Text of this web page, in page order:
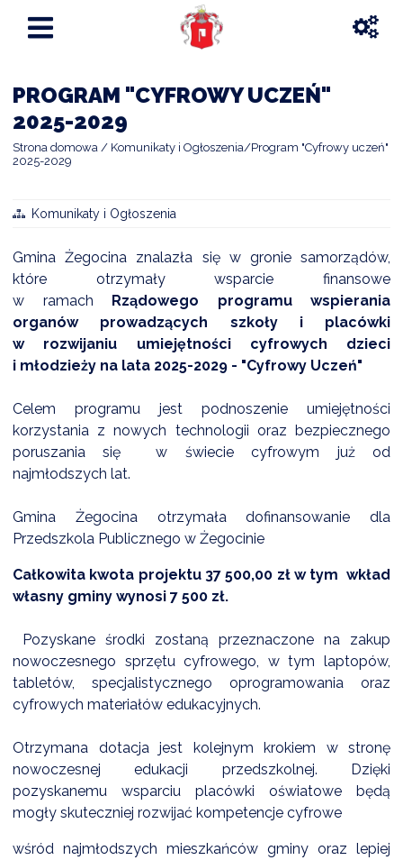
OBSŁUGI
CZYSTE POWIETRZE
PROGRAM "CYFROWY UCZEŃ"
2025-2029
Strona domowa Komunikaty i Ogłoszenia
Program "Cyfrowy uczeń"
2025-2029
Komunikaty i Ogłoszenia
Gmina Żegocina znalazła się w gronie samorządów,
które otrzymały wsparcie finansowe
w ramach Rządowego programu wspierania
organów prowadzących szkoły i placówki
w rozwijaniu umiejętności cyfrowych dzieci
i młodzieży na lata 2025-2029 - "Cyfrowy Uczeń"
Celem programu jest podnoszenie umiejętności
korzystania z nowych technologii oraz bezpiecznego
poruszania się w świecie cyfrowym już od
najmłodszych lat.
Gmina Żegocina otrzymała dofinansowanie dla
Przedszkola Publicznego w Żegocinie
Całkowita kwota projektu 37 500,00 zł w tym wkład
własny gminy wynosi 7 500 zł.
Pozyskane środki zostaną przeznaczone na zakup
nowoczesnego sprzętu cyfrowego, w tym laptopów,
tabletów, specjalistycznego oprogramowania oraz
cyfrowych materiałów edukacyjnych.
Otrzymana dotacja jest kolejnym krokiem w stronę
nowoczesnej edukacji przedszkolnej. Dzięki
pozyskanemu wsparciu placówki oświatowe będą
mogły skuteczniej rozwijać kompetencje cyfrowe
wśród najmłodszych mieszkańców gminy oraz lepiej